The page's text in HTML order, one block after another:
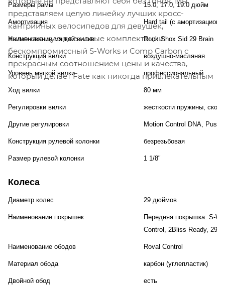
представляем целую линейку лучших кросс-
кантрийных велосипедов для девушек,
включающую две новые комплектации:
бескомпромиссный S-Works и Comp Carbon с
прекрасным соотношением цены и качества,
который делает Fate как никогда привлекательным
Размеры рамы 15.0, 17.0, 19.0 дюйм
Амортизация Hard tail (с
Наименование мягкой вилки Rock Shox Sid 29 Brain
Конструкция вилки воздушно-масляная
Уровень мягкой вилки профессиональный
Ход вилки 80 мм
Регулировки вилки жесткости пружины,
Другие регулировки Motion Control DNA,
Конструкция рулевой колонки безрезьбовая
Размер рулевой колонки 1 1/8"
Колеса
Диаметр колес 29 дюймов
Наименование покрышек
Передняя покрышка: S-
Control, 2Bliss Ready,
Наименование ободов Roval Control
Материал обода карбон (углепластик)
Двойной обод есть